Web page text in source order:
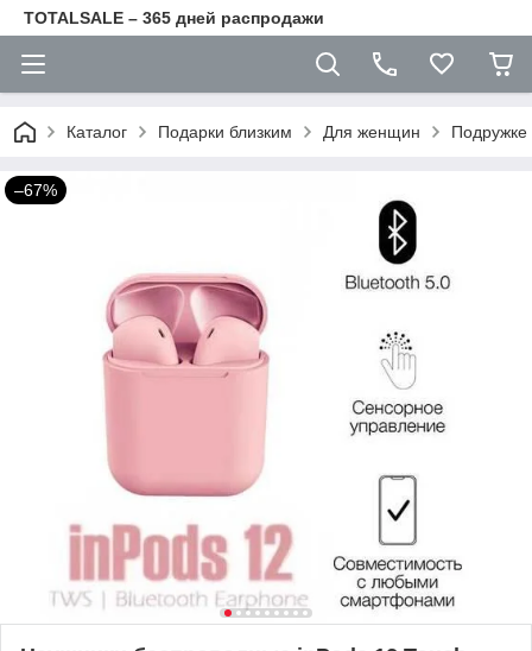
TOTALSALE – 365 дней распродажи
Каталог Подарки близким Для женщин Пoдружке
–67%